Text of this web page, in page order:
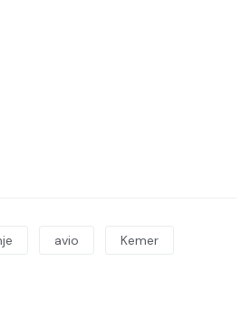
avio Kemer